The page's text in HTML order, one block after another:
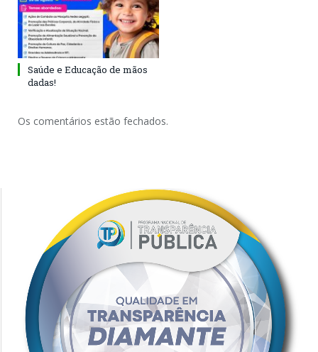
Saúde e Educação de mãos
dadas!
Os comentários estão fechados.